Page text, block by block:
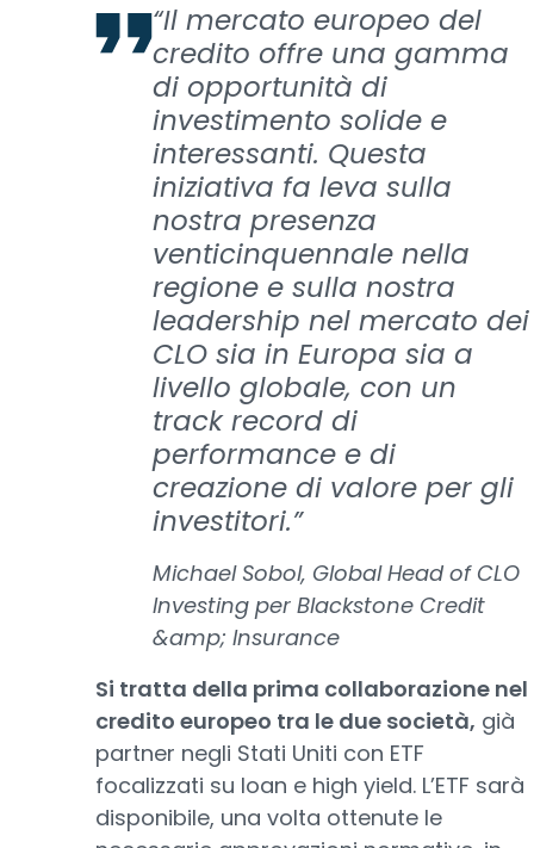
“Il mercato europeo del
credito offre una gamma
di opportunità di
investimento solide e
interessanti. Questa
iniziativa fa leva sulla
nostra presenza
venticinquennale nella
regione e sulla nostra
leadership nel mercato dei
CLO sia in Europa sia a
livello globale, con un
track record di
performance e di
creazione di valore per gli
investitori.”
Michael Sobol, Global Head of CLO
Investing per Blackstone Credit
&amp; Insurance
Si tratta della prima collaborazione nel
credito europeo tra le due società, già
partner negli Stati Uniti con ETF
focalizzati su loan e high yield. L’ETF sarà
disponibile, una volta ottenute le